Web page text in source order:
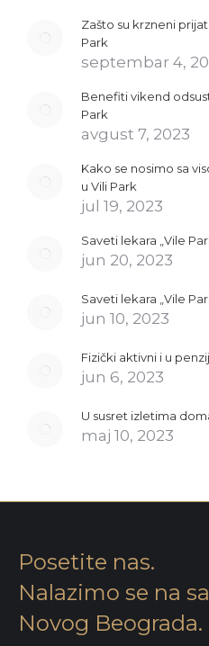
Zašto su krzneni
Park
septembar 4,
Benefiti vikend
Park
avgust 7, 2023
Kako se nosimo sa
u Vili Park
jul 19, 2023
Saveti lekara „Vile
jun 20, 2023
Saveti lekara „Vile
jun 10, 2023
Fizički aktivni i u
jun 6, 2023
U susret izletima
maj 10, 2023
Posetite nas.
Nalazimo se na
Novog Beograda.